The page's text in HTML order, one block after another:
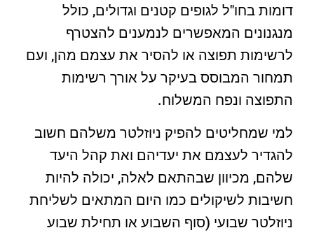
דומות בחו"ל לגופים קטנים וגדולים, כולל
מנגנונים המאפשרים לנמענים להצטרף
לרשימות תפוצה או להסיר את עצמם מהן, ועם
תמחור המבוסס בעיקר על אורך רשימות
התפוצה ונפח המשלוח.
למי שמחליטים להפיק ניוזלטר משלהם חשוב
להגדיר לעצמם את יעדיהם ואת קהל היעד
שלהם, מכיוון שבהתאם לאלה, יכולה להיות
חשיבות לשיקולים כמו היום המתאים לשליחת
ניוזלטר שבועי (סוף השבוע או תחילת שבוע